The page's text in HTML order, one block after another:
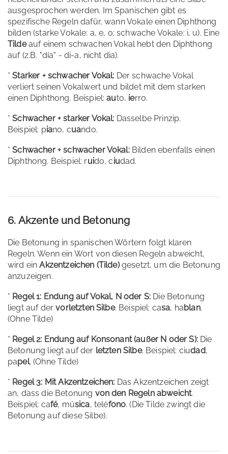
ausgesprochen werden. Im Spanischen gibt es
spezifische Regeln dafür, wann Vokale einen Diphthong
bilden (starke Vokale: a, e, o; schwache Vokale: i, u). Eine
Tildeauf einem schwachen Vokal hebt den Diphthong
auf (z.B. "día" - di-a, nicht dia).
*Starker + schwacher Vokal: Der schwache Vokal
verliert seinen Vokalwert und bildet mit dem starken
einen Diphthong. Beispiel:auto, ierro.
*Schwacher + starker Vokal: Dasselbe Prinzip.
Beispiel: piano, cuando.
*Schwacher + schwacher Vokal:Bilden ebenfalls einen
Diphthong. Beispiel: ruido, ciudad.
6. Akzente und Betonung
Die Betonung in spanischen Wörtern folgt klaren
Regeln. Wenn ein Wort von diesen Regeln abweicht,
wird einAkzentzeichen (Tilde)gesetzt, um die Betonung
anzuzeigen.
* Regel 1: Endung auf Vokal, N oder S: Die Betonung
liegt auf dervorletzten Silbe. Beispiel: casa, hablan.
(Ohne Tilde)
* Regel 2: Endung auf Konsonant (außer N oder S):Die
Betonung liegt auf der letzten Silbe. Beispiel: ciudad,
papel. (Ohne Tilde)
* Regel 3: Mit Akzentzeichen: Das Akzentzeichen zeigt
an, dass die Betonung von den Regeln abweicht.
Beispiel: café, música, teléfono. (Die Tilde zwingt die
Betonung auf diese Silbe).